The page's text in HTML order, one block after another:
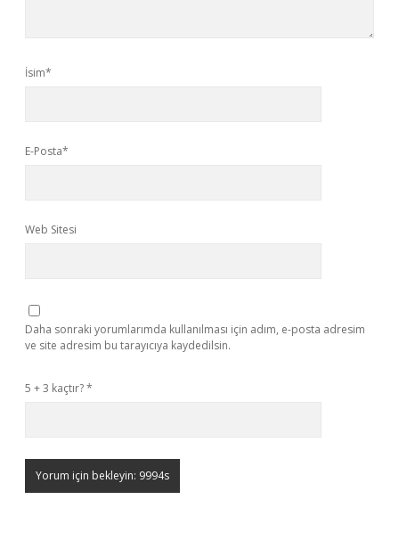
İsim*
E-Posta*
Web Sitesi
Daha sonraki yorumlarımda kullanılması için adım, e-posta adresim
ve site adresim bu tarayıcıya kaydedilsin.
5 + 3 kaçtır?*